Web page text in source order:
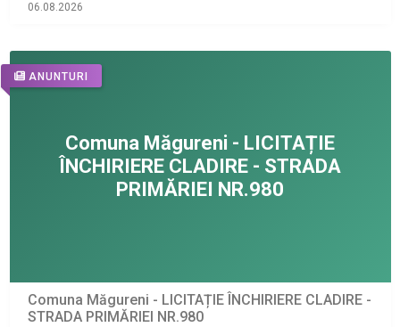
06.08.2026
ANUNTURI
Comuna Măgureni - LICITAȚIE ÎNCHIRIERE CLADIRE -
STRADA PRIMĂRIEI NR.980